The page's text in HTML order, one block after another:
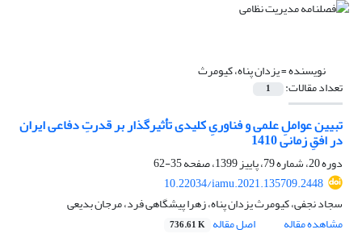
نویسنده =یزدان پناه، کیومرث
تعداد مقالات: 1
تبیین عواملِ علمی و فناوریِ کلیدی تأثیرگذار بر قدرتِ دفاعی ایران
در افقِ زمانی 1410
دوره 20، شماره 79، پاییز 1399، صفحه
35-62
10.22034/iamu.2021.135709.2448
سجاد نجفی، کیومرث یزدان پناه، زهرا پیشگاهی فرد، مرجان بدیعی
مشاهده مقاله
اصل مقاله 736.61 K